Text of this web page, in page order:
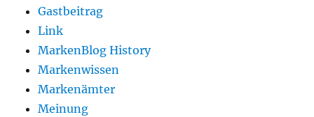
Gastbeitrag
Link
MarkenBlog History
Markenwissen
Markenämter
Meinung